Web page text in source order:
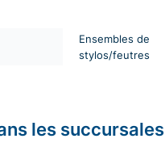
Ensembles de
stylos/feutres
les succursales